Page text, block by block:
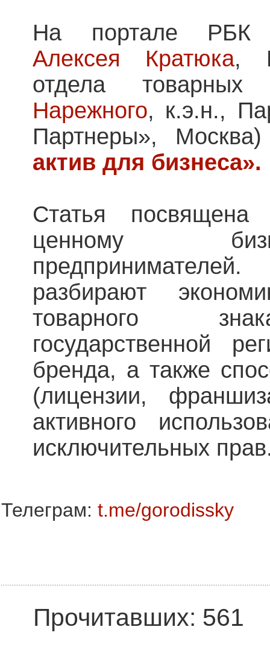
На портале РБК
Алексея Кратюка,
отдела
Нарежного, к.э.н.,
Партнеры»,
актив для бизнеса».
Статья посвящена
ценному
разбирают
товарного
государственной
бренда, а также
(лицензии,
активного
исключительных
Телеграм: t.me/gorodissky
Прочитавших: 561